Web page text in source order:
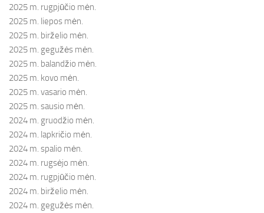
2025 m. rugpjūčio mėn.
2025 m. liepos mėn.
2025 m. birželio mėn.
2025 m. gegužės mėn.
2025 m. balandžio mėn.
2025 m. kovo mėn.
2025 m. vasario mėn.
2025 m. sausio mėn.
2024 m. gruodžio mėn.
2024 m. lapkričio mėn.
2024 m. spalio mėn.
2024 m. rugsėjo mėn.
2024 m. rugpjūčio mėn.
2024 m. birželio mėn.
2024 m. gegužės mėn.